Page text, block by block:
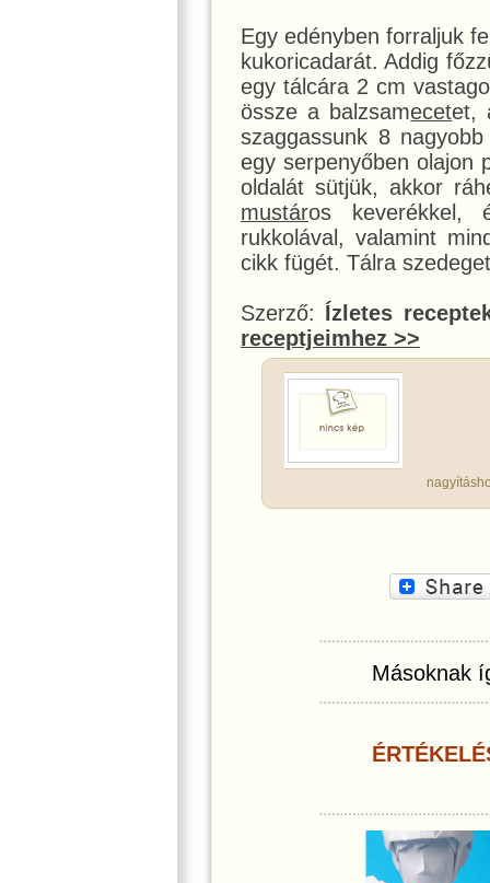
Egy edényben forraljuk
kukoricadarát. Addig
egy tálcára 2 cm
össze a balzsamecetet,
szaggassunk 8
egy serpenyőben olajon
oldalát sütjük, akkor
mustáros
rukkolával, valamint
cikk fügét. Tálra
Szerző: Ízletes
receptjeimhez >>
Másoknak